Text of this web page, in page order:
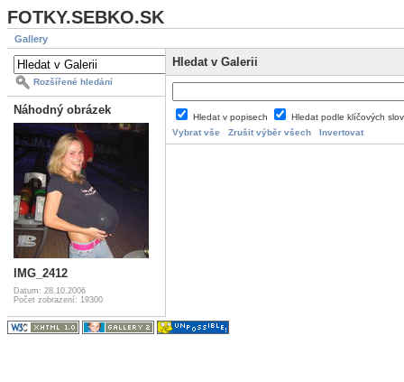
FOTKY.SEBKO.SK
Gallery
Rozšířené hledání
Náhodný obrázek
IMG_2412
Datum: 28.10.2006
Počet zobrazení: 19300
Hledat v Galerii
Hledat v popisech
Hledat podle klíčových
Vybrat vše
Zrušit výběr všech Invertovat